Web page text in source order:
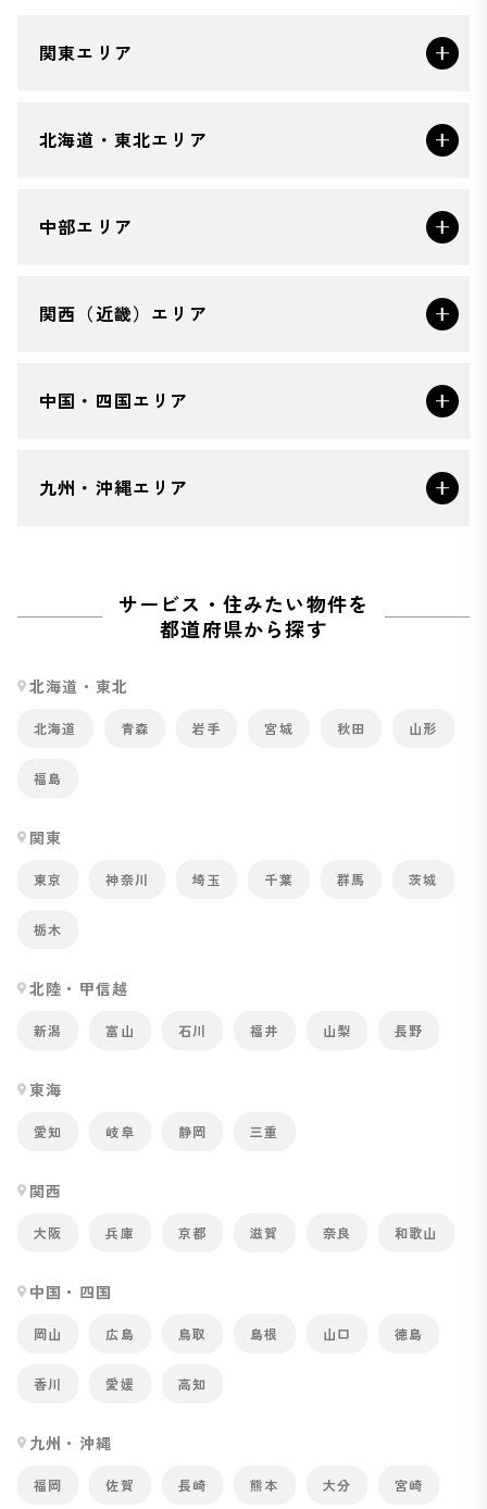
関東エリア
北海道・東北エリア
中部エリア
関西（近畿）エリア
中国・四国エリア
九州・沖縄エリア
サービス・住みたい物件を
都道府県から探す
北海道・東北
北海道 青森 岩手 宮城 秋田 山形
福島
関東
東京 神奈川 埼玉 千葉 群馬 茨城
栃木
北陸・甲信越
新潟 富山 石川 福井 山梨 長野
東海
愛知 岐阜 静岡 三重
関西
大阪 兵庫 京都 滋賀 奈良 和歌山
中国・四国
岡山 広島 鳥取 島根 山口 徳島
香川 愛媛 高知
九州・沖縄
福岡 佐賀 長崎 熊本 大分 宮崎